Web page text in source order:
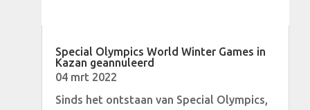
Special Olympics World Winter Games in
Kazan geannuleerd
04 mrt 2022
Sinds het ontstaan van Special Olympics,